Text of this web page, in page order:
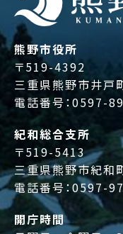
熊野市役所
〒519-4392
三重県熊野市井戸
電話番号：0597-
紀和総合支所
〒519-5413
三重県熊野市紀和
電話番号：0597-
開庁時間